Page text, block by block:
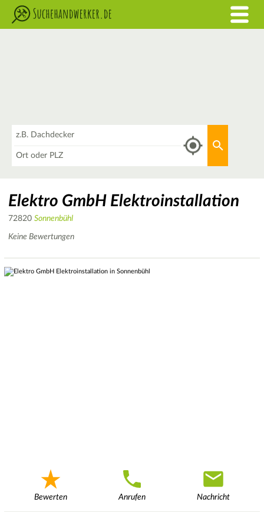
Elektro GmbH Elektroinstallation
72820 Sonnenbühl
Keine Bewertungen
Bewerten Anrufen Nachricht